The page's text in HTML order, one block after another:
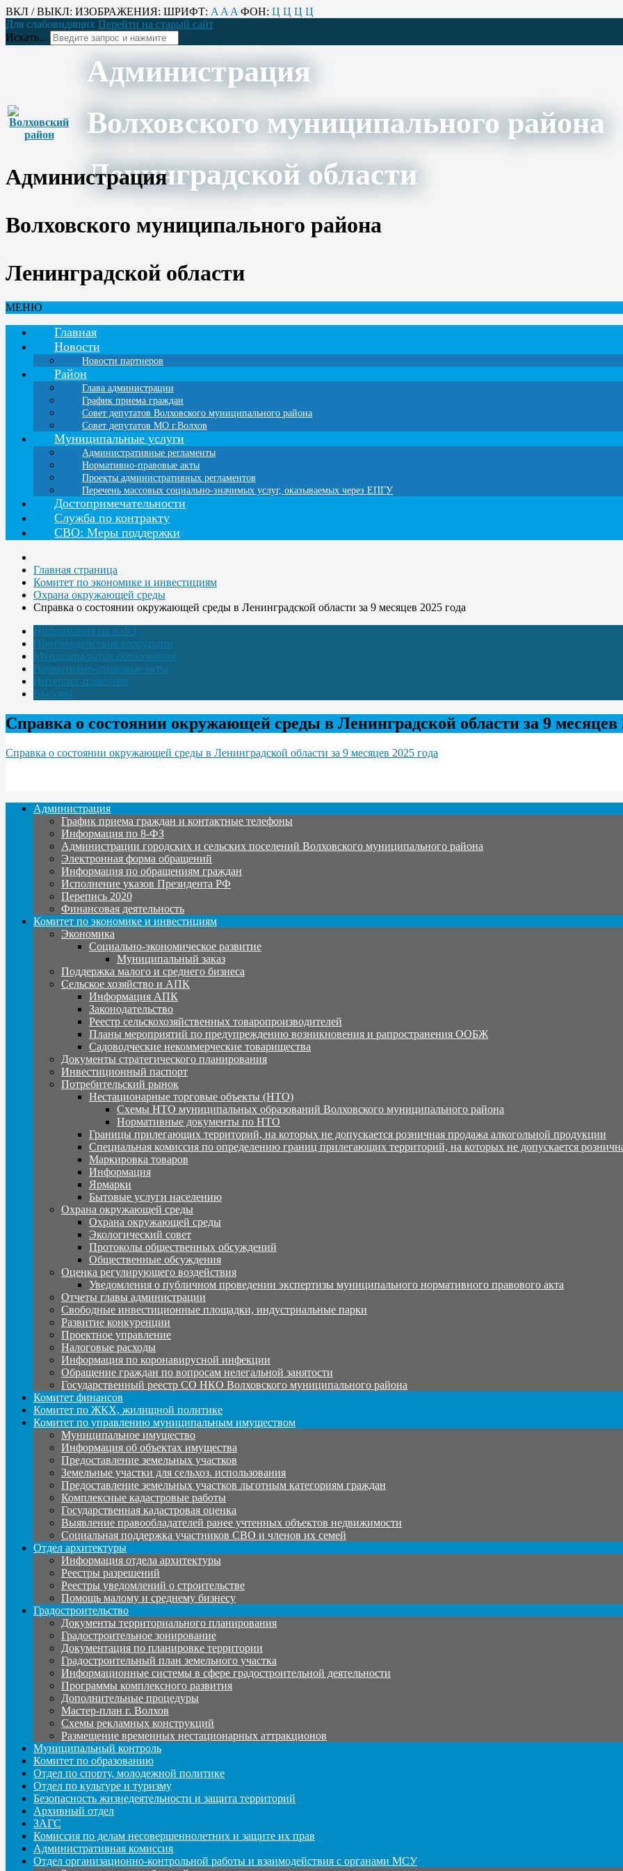
ВКЛ / ВЫКЛ: ИЗОБРАЖЕНИЯ: ШРИФТ: A A A ФОН: Ц Ц Ц Ц
Для слабовидящих Перейти на старый сайт
Искать...
Администрация
Волховского муниципального района
Ленинградской области
Администрация
Волховского муниципального района
Ленинградской области
МЕНЮ
Главная
Новости
Новости партнеров
Район
Глава администрации
График приема граждан
Совет депутатов Волховского муниципального района
Совет депутатов МО г.Волхов
Муниципальные услуги
Административные регламенты
Нормативно-правовые акты
Проекты административных регламентов
Перечень массовых социально-значимых услуг, оказываемых через ЕПГУ
Достопримечательности
Служба по контракту
СВО: Меры поддержки
Главная страница
Комитет по экономике и инвестициям
Охрана окружающей среды
Справка о состоянии окружающей среды в Ленинградской области за 9 месяцев 2025 года
Информация по 8-ФЗ
Противодействие коррупции
Муниципальные образования
Нормативно-правовые акты
Интернет-приёмная
Выборы
Справка о состоянии окружающей среды в Ленинградской области за 9 месяцев
Справка о состоянии окружающей среды в Ленинградской области за 9 месяцев 2025 года
Администрация
График приема граждан и контактные телефоны
Информация по 8-ФЗ
Администрации городских и сельских поселений Волховского муниципального района
Электронная форма обращений
Информация по обращениям граждан
Исполнение указов Президента РФ
Перепись 2020
Финансовая деятельность
Комитет по экономике и инвестициям
Экономика
Социально-экономическое развитие
Муниципальный заказ
Поддержка малого и среднего бизнеса
Сельское хозяйство и АПК
Информация АПК
Законодательство
Реестр сельскохозяйственных товаропроизводителей
Планы мероприятий по предупреждению возникновения и рапространения ООБЖ
Садоводческие некоммерческие товарищества
Документы стратегического планирования
Инвестиционный паспорт
Потребительский рынок
Нестационарные торговые объекты (НТО)
Схемы НТО муниципальных образований Волховского муниципального района
Нормативные документы по НТО
Границы прилегающих территорий, на которых не допускается розничная продажа алкогольной продукции
Специальная комиссия по определению границ прилегающих территорий, на которых не допускается
Маркировка товаров
Информация
Ярмарки
Бытовые услуги населению
Охрана окружающей среды
Охрана окружающей среды
Экологический совет
Протоколы общественных обсуждений
Общественные обсуждения
Оценка регулирующего воздействия
Уведомления о публичном проведении экспертизы муниципального нормативного правового акта
Отчеты главы администрации
Свободные инвестиционные площадки, индустриальные парки
Развитие конкуренции
Проектное управление
Налоговые расходы
Информация по коронавирусной инфекции
Обращение граждан по вопросам нелегальной занятости
Государственный реестр СО НКО Волховского муниципального района
Комитет финансов
Комитет по ЖКХ, жилищной политике
Комитет по управлению муниципальным имуществом
Муниципальное имущество
Информация об объектах имущества
Предоставление земельных участков
Земельные участки для сельхоз. использования
Предоставление земельных участков льготным категориям граждан
Комплексные кадастровые работы
Государственная кадастровая оценка
Выявление правообладателей ранее учтенных объектов недвижимости
Социальная поддержка участников СВО и членов их семей
Отдел архитектуры
Информация отдела архитектуры
Реестры разрешений
Реестры уведомлений о строительстве
Помощь малому и среднему бизнесу
Градостроительство
Документы территориального планирования
Градостроительное зонирование
Документация по планировке территории
Градостроительный план земельного участка
Информационные системы в сфере градостроительной деятельности
Программы комплексного развития
Дополнительные процедуры
Мастер-план г. Волхов
Схемы рекламных конструкций
Размещение временных нестационарных аттракционов
Муниципальный контроль
Комитет по образованию
Отдел по спорту, молодежной политике
Отдел по культуре и туризму
Безопасность жизнедеятельности и защита территорий
Архивный отдел
ЗАГС
Комиссия по делам несовершеннолетних и защите их прав
Административная комиссия
Отдел организационно-контрольной работы и взаимодействия с органами МСУ